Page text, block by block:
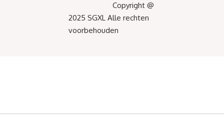
Copyright @
2025 SGXL Alle rechten
voorbehouden